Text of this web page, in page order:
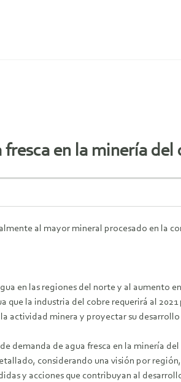
fresca en la minería
al mayor mineral procesado en la
en las regiones del norte y al aumento
que la industria del cobre requerirá al
actividad minera y proyectar su
demanda de agua fresca en la minería
considerando una visión por
y acciones que contribuyan al